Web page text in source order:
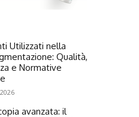
Utilizzati nella
Qualità,
e Normative
avanzata: il